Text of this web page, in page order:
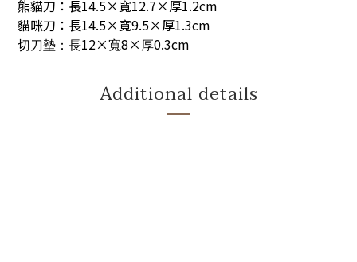
熊貓刀：長14.5×寬12.7×厚1.2cm
貓咪刀：長14.5×寬9.5×厚1.3cm
切刀墊：長12×寬8× 厚0.3cm
Additional details